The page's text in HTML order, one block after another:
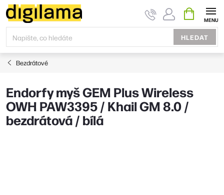
Přejít
na
obsah
HLEDAT
KOŠÍK
Bezdrátové
Endorfy myš GEM Plus Wireless
OWH PAW3395 / Khail GM 8.0 /
bezdrátová / bílá